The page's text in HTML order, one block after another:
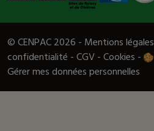
© CENPAC 2026 - Mentions légales
confidentialité -CGV-Cookies -
Gérer mes données personnelles